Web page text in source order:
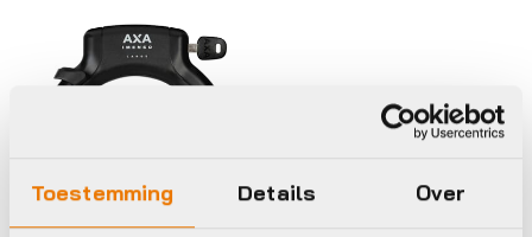
Toestemming Details Over